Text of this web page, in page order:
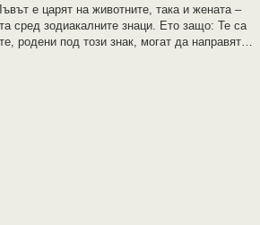
е царят на животните, така и жената –
сред зодиакалните знаци. Ето защо: Те са
родени под този знак, могат да направят…